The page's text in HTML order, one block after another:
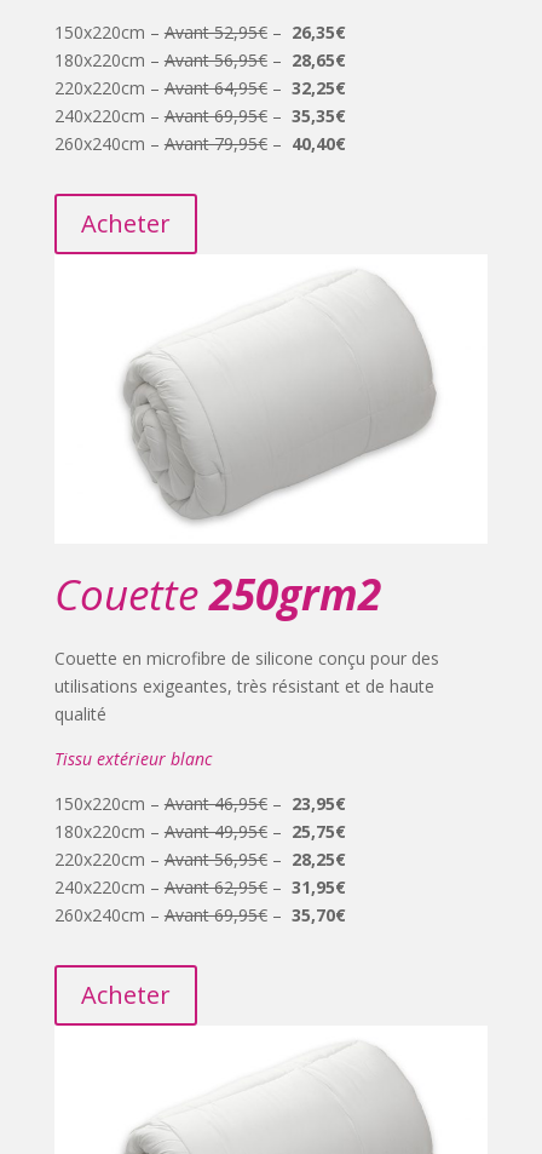
150x220cm –Avant 52,95€– 26,35€
180x220cm –Avant 56,95€– 28,65€
220x220cm –Avant 64,95€– 32,25€
240x220cm –Avant 69,95€– 35,35€
260x240cm –Avant 79,95€– 40,40€
Acheter
Couette250grm2
Couette en microfibre de silicone conçu pour des
utilisations exigeantes, très résistant et de haute
qualité
Tissu extérieur blanc
150x220cm –Avant 46,95€– 23,95€
180x220cm –Avant 49,95€– 25,75€
220x220cm –Avant 56,95€– 28,25€
240x220cm –Avant 62,95€– 31,95€
260x240cm –Avant 69,95€– 35,70€
Acheter